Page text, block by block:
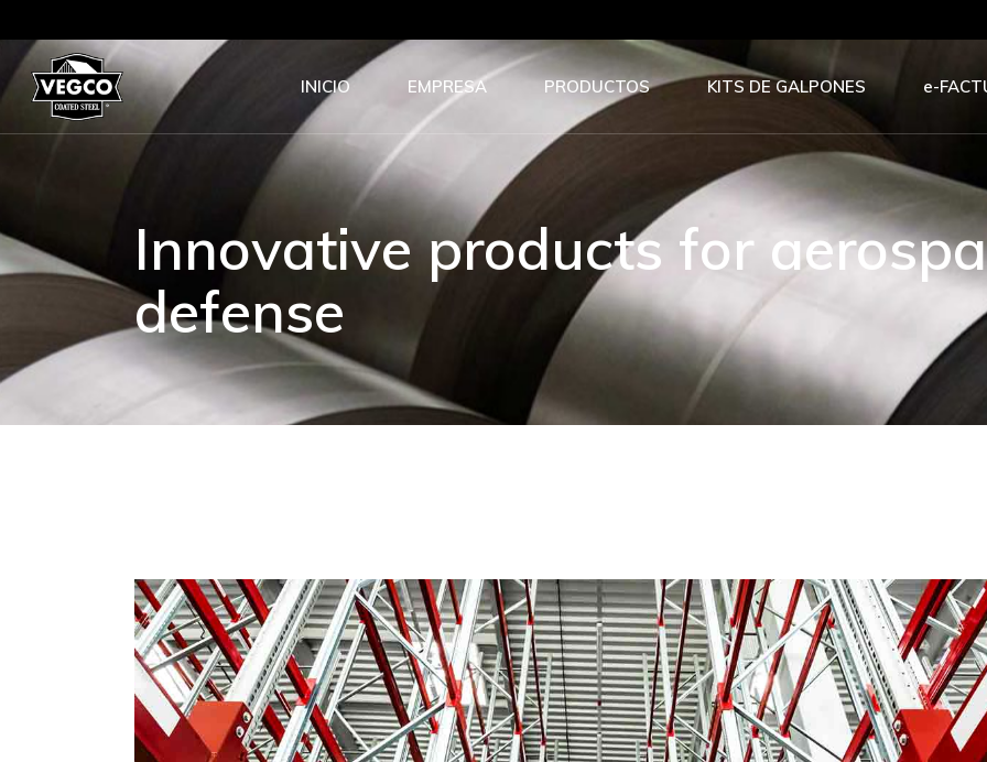
INICIO EMPRESA PRODUCTOS KITS DE GALPONES e-
Innovative products for
defense